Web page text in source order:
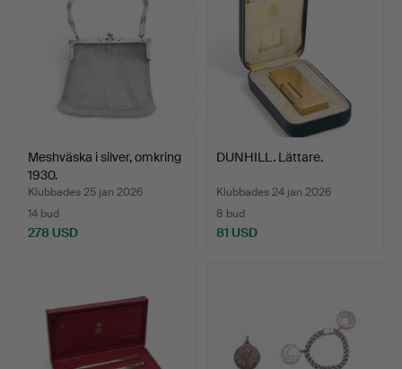
Meshväska i silver, omkring
1930.
Klubbades 25 jan 2026
14 bud
278 USD
DUNHILL. Lättare.
Klubbades 24 jan 2026
8 bud
81 USD